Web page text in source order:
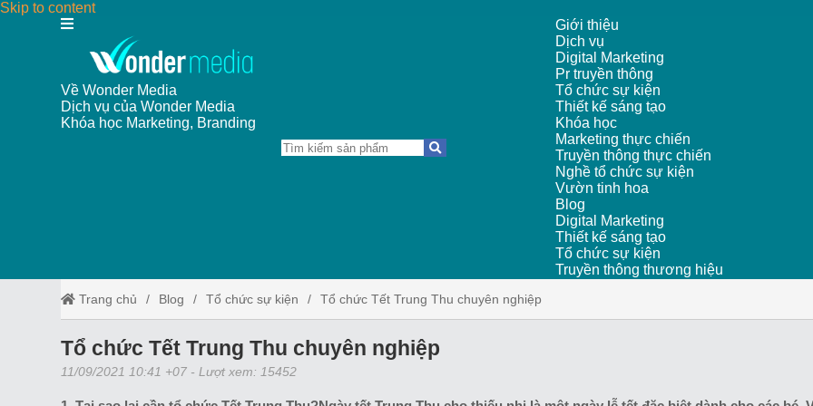
Skip to content
Về Wonder Media
Dịch vụ của Wonder Media
Khóa học Marketing, Branding
Giới thiệu
Dịch vụ
Digital Marketing
Pr truyền thông
Tổ chức sự kiện
Thiết kế sáng tạo
Khóa học
Marketing thực chiến
Truyền thông thực chiến
Nghề tổ chức sự kiện
Vườn tinh hoa
Blog
Digital Marketing
Thiết kế sáng tạo
Tổ chức sự kiện
Truyền thông thương hiệu
Trang chủ Blog Tổ chức sự kiện Tổ chức Tết Trung Thu chuyên nghiệp
Tổ chức Tết Trung Thu chuyên nghiệp
11/09/2021 10:41 +07 - Lượt xem: 15452